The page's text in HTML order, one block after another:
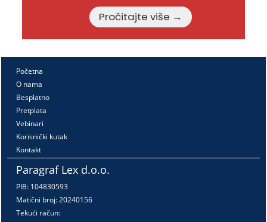
Pročitajte više →
Početna
O nama
Besplatno
Pretplata
Vebinari
Korisnički kutak
Kontakt
Paragraf Lex d.o.o.
PIB: 104830593
Matični broj: 20240156
Tekući račun: